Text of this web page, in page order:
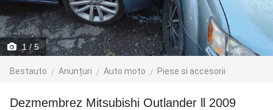
1 / 5
Bestauto Anunțuri Auto moto Piese si accesorii
Dezmembrez Mitsubishi Outlander ll 2009